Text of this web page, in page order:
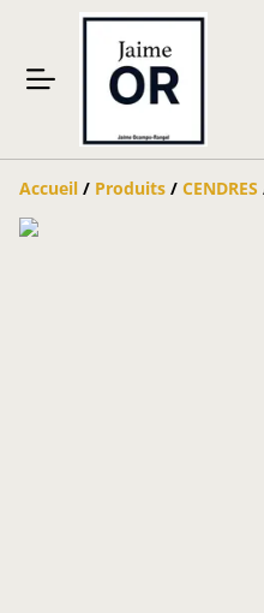
Accueil / Produits / CENDRES